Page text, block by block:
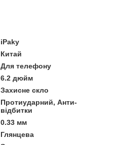
iPaky
Китай
Для телефону
6.2 дюйм
Захисне скло
Протиударний, Анти-
відбитки
0.33 мм
Глянцева